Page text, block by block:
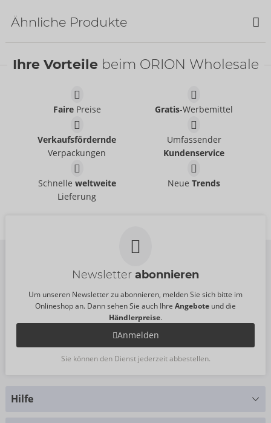
- ORION Brand
21335551701
- ORION Brand
21335631701
59,95 €
Ähnliche Produkte
- ORION Brand
Ihre Vorteile beim ORION Wholesale
FairePreise Gratis-Werbemittel
Verkaufsfördernde
Verpackungen
Umfassender
Kundenservice
Schnelle weltweite
Lieferung
NeueTrends
Newsletter abonnieren
Um unseren Newsletter zu abonnieren, melden Sie sich bitte im
Onlineshop an. Dann sehen Sie auch Ihre Angebote und die
Händlerpreise.
Anmelden
Sie können den Dienst jederzeit abbestellen.
Hilfe